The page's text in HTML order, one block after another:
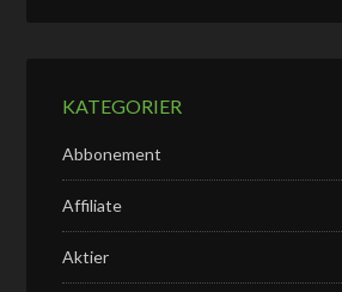
KATEGORIER
Abbonement
Affiliate
Aktier